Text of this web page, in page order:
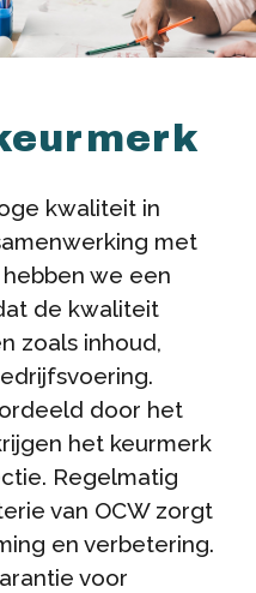
kwaliteit in
met
we een
de kwaliteit
zoals inhoud,
door het
het keurmerk
Regelmatig
van OCW zorgt
en verbetering.
voor